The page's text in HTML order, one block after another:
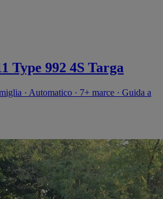
Type 992 4S Targa
· Automatico · 7+ marce · Guida a